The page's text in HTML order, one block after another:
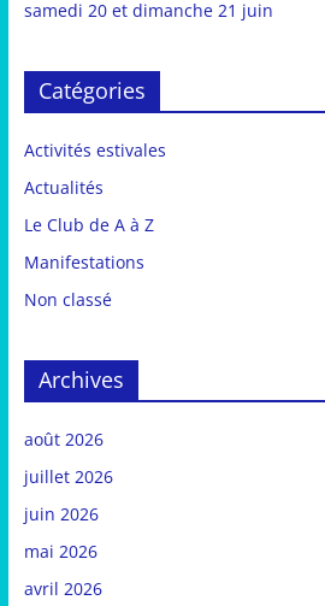
samedi 20 et dimanche 21 juin
Catégories
Activités estivales
Actualités
Le Club de A à Z
Manifestations
Non classé
Archives
août 2026
juillet 2026
juin 2026
mai 2026
avril 2026